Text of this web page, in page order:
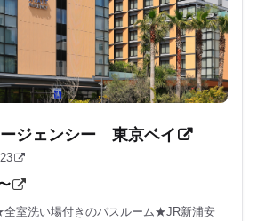
ジェンシー 東京ベイ
室洗い場付きのバスルーム★JR新浦安